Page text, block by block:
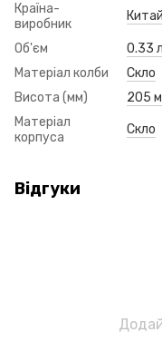
Країна-
виробник
Китай
Об'єм
0.33 л
Матеріал колби
Скло
Висота (мм)
205
Матеріал
корпуса
Скло
Відгуки